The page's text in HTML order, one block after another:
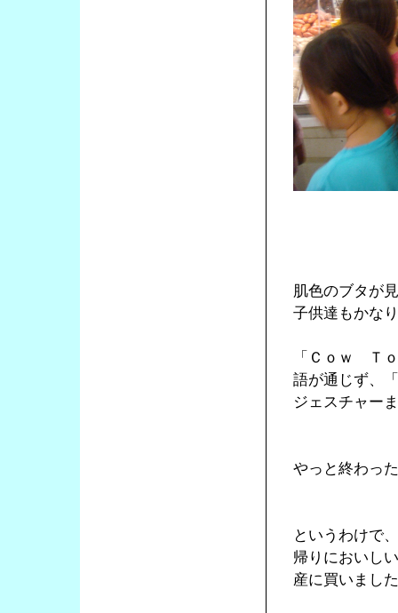
肌色のブタが
子供達もかな
「Ｃｏｗ Ｔ
語が通じず、
ジェスチャー
やっと終わっ
というわけで
帰りにおいし
産に買いまし